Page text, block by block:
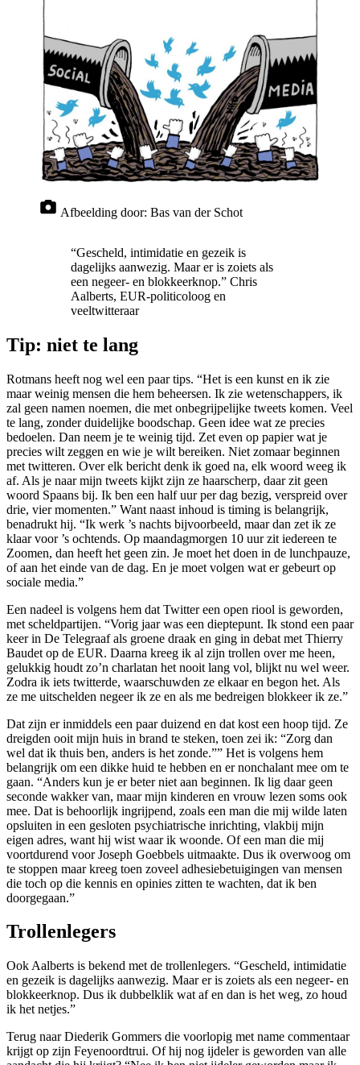
Afbeelding door: Bas van der Schot
“Gescheld, intimidatie en gezeik is
dagelijks aanwezig. Maar er is zoiets als
een negeer- en blokkeerknop.” Chris
Aalberts, EUR-politicoloog en
veeltwitteraar
Tip: niet te lang
Rotmans heeft nog wel een paar tips. “Het is een kunst en ik zie
maar weinig mensen die hem beheersen. Ik zie wetenschappers, ik
zal geen namen noemen, die met onbegrijpelijke tweets komen. Veel
te lang, zonder duidelijke boodschap. Geen idee wat ze precies
bedoelen. Dan neem je te weinig tijd. Zet even op papier wat je
precies wilt zeggen en wie je wilt bereiken. Niet zomaar beginnen
met twitteren. Over elk bericht denk ik goed na, elk woord weeg ik
af. Als je naar mijn tweets kijkt zijn ze haarscherp, daar zit geen
woord Spaans bij. Ik ben een half uur per dag bezig, verspreid over
drie, vier momenten.” Want naast inhoud is timing is belangrijk,
benadrukt hij. “Ik werk ’s nachts bijvoorbeeld, maar dan zet ik ze
klaar voor ’s ochtends. Op maandagmorgen 10 uur zit iedereen te
Zoomen, dan heeft het geen zin. Je moet het doen in de lunchpauze,
of aan het einde van de dag. En je moet volgen wat er gebeurt op
sociale media.”
Een nadeel is volgens hem dat Twitter een open riool is geworden,
met scheldpartijen. “Vorig jaar was een dieptepunt. Ik stond een paar
keer in De Telegraaf als groene draak en ging in debat met Thierry
Baudet op de EUR. Daarna kreeg ik al zijn trollen over me heen,
gelukkig houdt zo’n charlatan het nooit lang vol, blijkt nu wel weer.
Zodra ik iets twitterde, waarschuwden ze elkaar en begon het. Als
ze me uitschelden negeer ik ze en als me bedreigen blokkeer ik ze.”
Dat zijn er inmiddels een paar duizend en dat kost een hoop tijd. Ze
dreigden ooit mijn huis in brand te steken, toen zei ik: “Zorg dan
wel dat ik thuis ben, anders is het zonde.”” Het is volgens hem
belangrijk om een dikke huid te hebben en er nonchalant mee om te
gaan. “Anders kun je er beter niet aan beginnen. Ik lig daar geen
seconde wakker van, maar mijn kinderen en vrouw lezen soms ook
mee. Dat is behoorlijk ingrijpend, zoals een man die mij wilde laten
opsluiten in een gesloten psychiatrische inrichting, vlakbij mijn
eigen adres, want hij wist waar ik woonde. Of een man die mij
voortdurend voor Joseph Goebbels uitmaakte. Dus ik overwoog om
te stoppen maar kreeg toen zoveel adhesiebetuigingen van mensen
die toch op die kennis en opinies zitten te wachten, dat ik ben
doorgegaan.”
Trollenlegers
Ook Aalberts is bekend met de trollenlegers. “Gescheld, intimidatie
en gezeik is dagelijks aanwezig. Maar er is zoiets als een negeer- en
blokkeerknop. Dus ik dubbelklik wat af en dan is het weg, zo houd
ik het netjes.”
Terug naar Diederik Gommers die voorlopig met name commentaar
krijgt op zijn Feyenoordtrui. Of hij nog ijdeler is geworden van alle